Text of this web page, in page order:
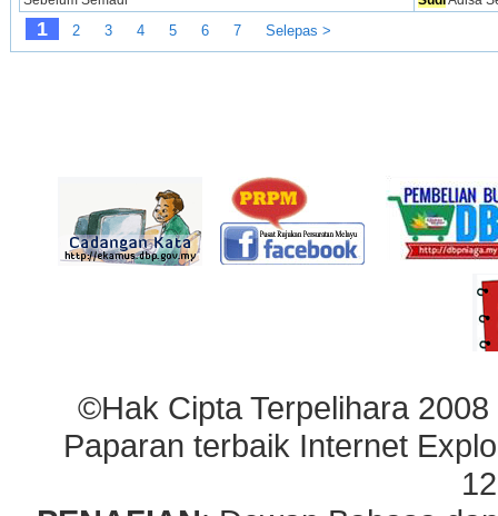
1 2 3 4 5 6 7 Selepas >
©Hak Cipta Terpelihara
Paparan terbaik Internet